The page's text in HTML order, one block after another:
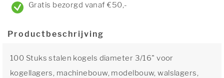
Gratis bezorgd vanaf €50,-
Productbeschrijving
100 Stuks stalen kogels diameter 3/16" voor
kogellagers, machinebouw, modelbouw, walslagers,